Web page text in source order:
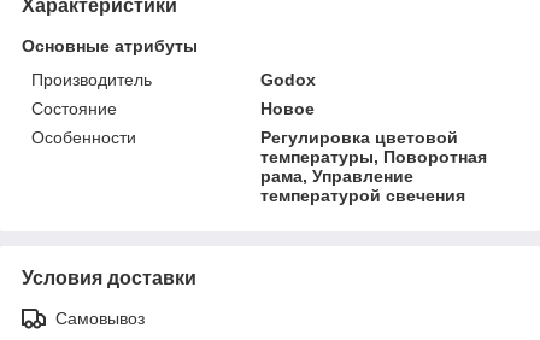
Характеристики
Основные атрибуты
Производитель
Godox
Состояние
Новое
Особенности
Регулировка цветовой
температуры, Поворотная
рама, Управление
температурой свечения
Условия доставки
Самовывоз